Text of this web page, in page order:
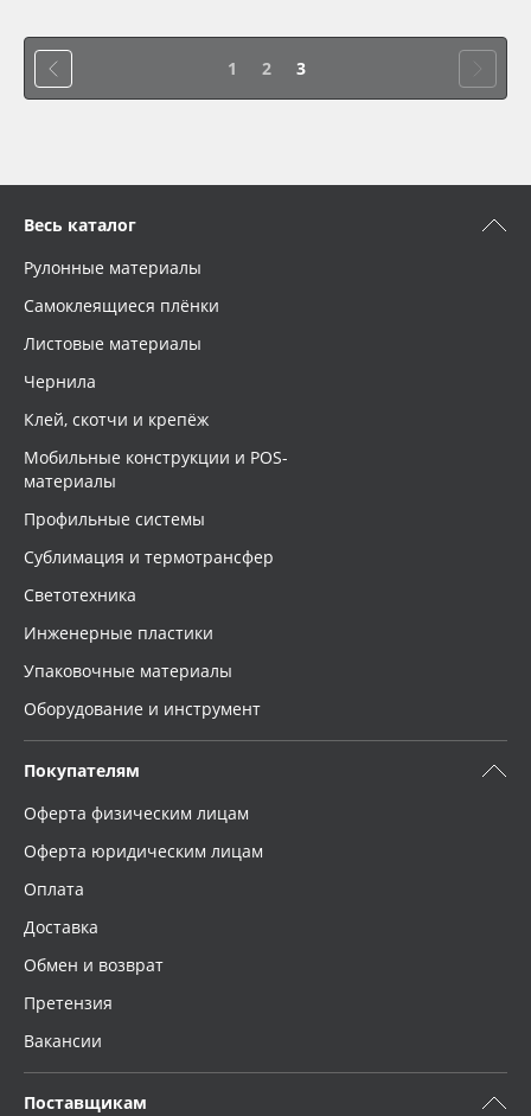
1 2 3
Весь каталог
Рулонные материалы
Самоклеящиеся плёнки
Листовые материалы
Чернила
Клей, скотчи и крепёж
Мобильные конструкции и POS-
материалы
Профильные системы
Сублимация и термотрансфер
Светотехника
Инженерные пластики
Упаковочные материалы
Оборудование и инструмент
Покупателям
Оферта физическим лицам
Оферта юридическим лицам
Оплата
Доставка
Обмен и возврат
Претензия
Вакансии
Поставщикам